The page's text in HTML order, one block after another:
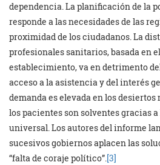
dependencia. La planificación de la
responde a las necesidades de las
proximidad de los ciudadanos. La
profesionales sanitarios, basada en
establecimiento, va en detrimento
acceso a la asistencia y del interés
demanda es elevada en los desiertos
los pacientes son solventes gracias
universal. Los autores del informe
sucesivos gobiernos aplacen las
“falta de coraje político”.[3]